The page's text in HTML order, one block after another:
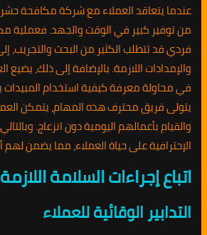
عندما يتعاقد العملاء مع شركة مكافحة
من توفير كبير في الوقت والجهد. فعملية
فردي قد تتطلب الكثير من البحث والتجريب،
والإمدادات اللازمة. بالإضافة إلى ذلك، يضيع
في محاولة معرفة كيفية استخدام
يتولى فريق محترف هذه المهام، يتمكن
والقيام بأعمالهم اليومية دون انزعاج.
الإحترافية على حياة العملاء، مما يضمن
اتباع إجراءات السلامة اللازمة
التدابير الوقائية للعملاء